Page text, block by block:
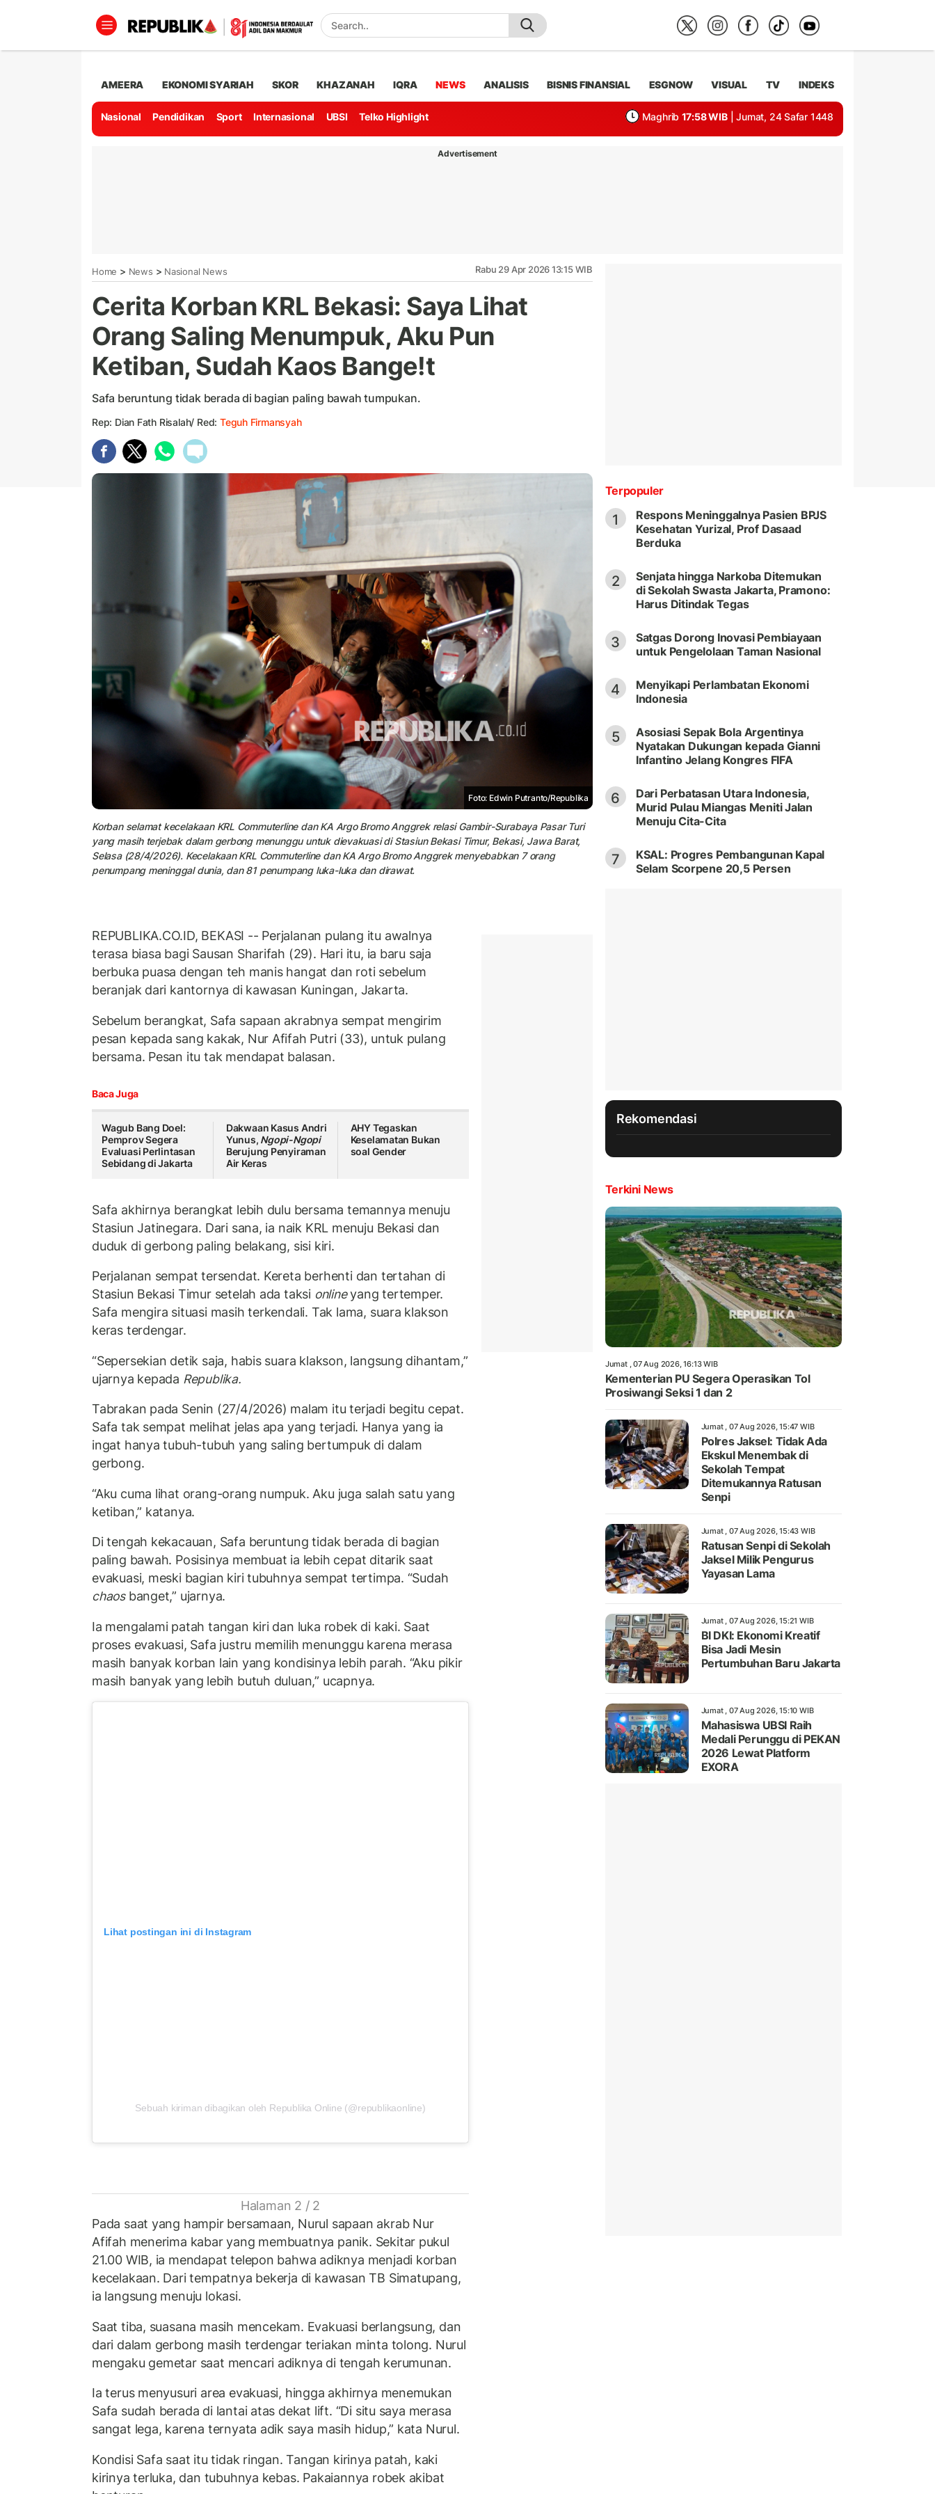
AMEERA EKONOMI SYARIAH SKOR KHAZANAH IQRA NEWS ANALISIS BISNIS FINANSIAL ESGNOW VISUAL TV INDEKS
Nasional Pendidikan Sport Internasional UBSI Telko Highlight Maghrib 17:58 WIB | Jumat, 24 Safar 1448
Advertisement
Home > News > Nasional News Rabu 29 Apr 2026 13:15 WIB
Cerita Korban KRL Bekasi: Saya Lihat
Orang Saling Menumpuk, Aku Pun
Ketiban, Sudah Kaos Bange!t
Safa beruntung tidak berada di bagian paling bawah tumpukan.
Rep: Dian Fath Risalah/ Red: Teguh Firmansyah
Foto: Edwin Putranto/Republika
Korban selamat kecelakaan KRL Commuterline dan KA Argo Bromo Anggrek relasi Gambir-Surabaya Pasar Turi
yang masih terjebak dalam gerbong menunggu untuk dievakuasi di Stasiun Bekasi Timur, Bekasi, Jawa Barat,
Selasa (28/4/2026). Kecelakaan KRL Commuterline dan KA Argo Bromo Anggrek menyebabkan 7 orang
penumpang meninggal dunia, dan 81 penumpang luka-luka dan dirawat.
REPUBLIKA.CO.ID, BEKASI -- Perjalanan pulang itu awalnya
terasa biasa bagi Sausan Sharifah (29). Hari itu, ia baru saja
berbuka puasa dengan teh manis hangat dan roti sebelum
beranjak dari kantornya di kawasan Kuningan, Jakarta.
Sebelum berangkat, Safa sapaan akrabnya sempat mengirim
pesan kepada sang kakak, Nur Afifah Putri (33), untuk pulang
bersama. Pesan itu tak mendapat balasan.
Baca Juga
Wagub Bang Doel:
Pemprov Segera
Evaluasi Perlintasan
Sebidang di Jakarta
Dakwaan Kasus Andri
Yunus, Ngopi-Ngopi
Berujung Penyiraman
Air Keras
AHY Tegaskan
Keselamatan Bukan
soal Gender
Safa akhirnya berangkat lebih dulu bersama temannya menuju
Stasiun Jatinegara. Dari sana, ia naik KRL menuju Bekasi dan
duduk di gerbong paling belakang, sisi kiri.
Perjalanan sempat tersendat. Kereta berhenti dan tertahan di
Stasiun Bekasi Timur setelah ada taksi onlineyang tertemper.
Safa mengira situasi masih terkendali. Tak lama, suara klakson
keras terdengar.
“Sepersekian detik saja, habis suara klakson, langsung dihantam,”
ujarnya kepada Republika.
Tabrakan pada Senin (27/4/2026) malam itu terjadi begitu cepat.
Safa tak sempat melihat jelas apa yang terjadi. Hanya yang ia
ingat hanya tubuh-tubuh yang saling bertumpuk di dalam
gerbong.
“Aku cuma lihat orang-orang numpuk. Aku juga salah satu yang
ketiban,” katanya.
Di tengah kekacauan, Safa beruntung tidak berada di bagian
paling bawah. Posisinya membuat ia lebih cepat ditarik saat
evakuasi, meski bagian kiri tubuhnya sempat tertimpa. “Sudah
chaosbanget,” ujarnya.
Ia mengalami patah tangan kiri dan luka robek di kaki. Saat
proses evakuasi, Safa justru memilih menunggu karena merasa
masih banyak korban lain yang kondisinya lebih parah. “Aku pikir
masih banyak yang lebih butuh duluan,” ucapnya.
Lihat postingan ini di Instagram
Sebuah kiriman dibagikan oleh Republika Online (@republikaonline)
Halaman 2 / 2
Pada saat yang hampir bersamaan, Nurul sapaan akrab Nur
Afifah menerima kabar yang membuatnya panik. Sekitar pukul
21.00 WIB, ia mendapat telepon bahwa adiknya menjadi korban
kecelakaan. Dari tempatnya bekerja di kawasan TB Simatupang,
ia langsung menuju lokasi.
Saat tiba, suasana masih mencekam. Evakuasi berlangsung, dan
dari dalam gerbong masih terdengar teriakan minta tolong. Nurul
mengaku gemetar saat mencari adiknya di tengah kerumunan.
Ia terus menyusuri area evakuasi, hingga akhirnya menemukan
Safa sudah berada di lantai atas dekat lift. “Di situ saya merasa
sangat lega, karena ternyata adik saya masih hidup,” kata Nurul.
Kondisi Safa saat itu tidak ringan. Tangan kirinya patah, kaki
kirinya terluka, dan tubuhnya kebas. Pakaiannya robek akibat
Terpopuler
1
Respons Meninggalnya Pasien BPJS
Kesehatan Yurizal, Prof Dasaad
Berduka
2
Senjata hingga Narkoba Ditemukan
di Sekolah Swasta Jakarta, Pramono:
Harus Ditindak Tegas
3
Satgas Dorong Inovasi Pembiayaan
untuk Pengelolaan Taman Nasional
4
Menyikapi Perlambatan Ekonomi
Indonesia
5
Asosiasi Sepak Bola Argentinya
Nyatakan Dukungan kepada Gianni
Infantino Jelang Kongres FIFA
6
Dari Perbatasan Utara Indonesia,
Murid Pulau Miangas Meniti Jalan
Menuju Cita-Cita
7
KSAL: Progres Pembangunan Kapal
Selam Scorpene 20,5 Persen
Rekomendasi
Terkini News
Jumat , 07 Aug 2026, 16:13 WIB
Kementerian PU Segera Operasikan Tol
Prosiwangi Seksi 1 dan 2
Jumat , 07 Aug 2026, 15:47 WIB
Polres Jaksel: Tidak Ada
Ekskul Menembak di
Sekolah Tempat
Ditemukannya Ratusan
Senpi
Jumat , 07 Aug 2026, 15:43 WIB
Ratusan Senpi di Sekolah
Jaksel Milik Pengurus
Yayasan Lama
Jumat , 07 Aug 2026, 15:21 WIB
BI DKI: Ekonomi Kreatif
Bisa Jadi Mesin
Pertumbuhan Baru Jakarta
Jumat , 07 Aug 2026, 15:10 WIB
Mahasiswa UBSI Raih
Medali Perunggu di PEKAN
2026 Lewat Platform
EXORA